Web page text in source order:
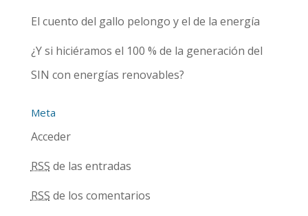
El cuento del gallo pelongo y el de la energía
¿Y si hiciéramos el 100 % de la generación del
SIN con energías renovables?
Meta
Acceder
RSS de las entradas
RSS de los comentarios